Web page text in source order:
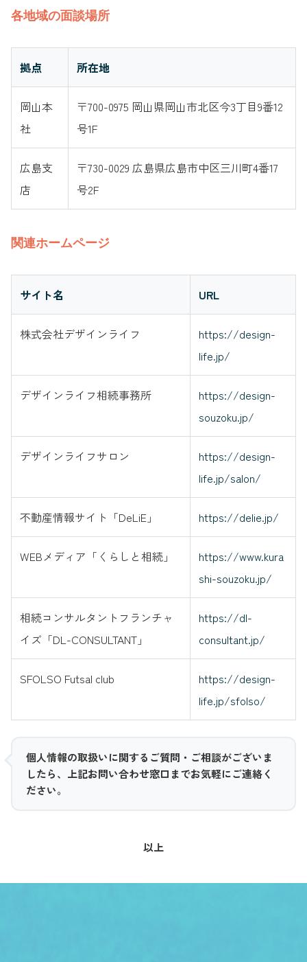
各地域の面談場所
拠点 所在地
岡山本
社
〒700-0975 岡山県岡山市北区今3丁目9番12
号1F
広島支
店
〒730-0029 広島県広島市中区三川町4番17
号2F
関連ホームページ
サイト名 URL
株式会社デザインライフ
https://design-
life.jp/
デザインライフ相続事務所
https://design-
souzoku.jp/
デザインライフサロン
https://design-
life.jp/salon/
不動産情報サイト「DeLiE」 https://delie.jp/
WEBメディア「くらしと相続」
https://www.kura
shi-souzoku.jp/
相続コンサルタントフランチャ
イズ「DL-CONSULTANT」
https://dl-
consultant.jp/
SFOLSO Futsal club
https://design-
life.jp/sfolso/
個人情報の取扱いに関するご質問・ご相談がございま
したら、上記お問い合わせ窓口までお気軽にご連絡く
ださい。
以上